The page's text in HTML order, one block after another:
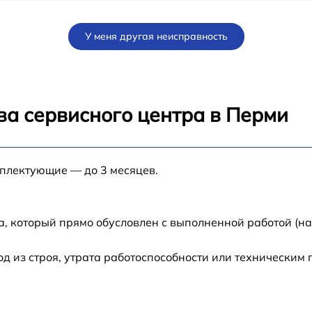
от 30 мин
от 50 мин
У меня другая неисправность
сервисного центра в Перми
— до 3 месяцев.
который прямо обусловлен с выполненной работой
строя, утрата работоспособности или